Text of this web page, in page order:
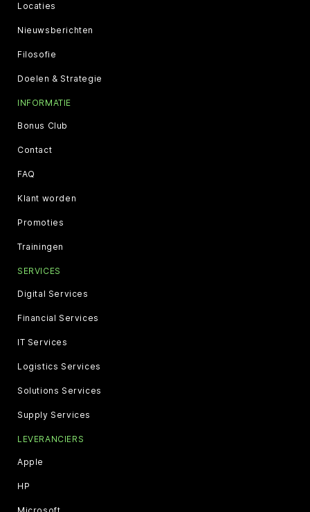
Locaties
Nieuwsberichten
Filosofie
Doelen & Strategie
INFORMATIE
Bonus Club
Contact
FAQ
Klant worden
Promoties
Trainingen
SERVICES
Digital Services
Financial Services
IT Services
Logistics Services
Solutions Services
Supply Services
LEVERANCIERS
Apple
HP